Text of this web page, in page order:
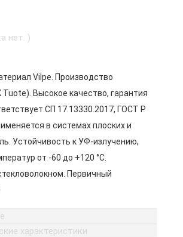
нет. )
Vilpe. Производство
Высокое качество, гарантия
СП 17.13330.2017, ГОСТ Р
в системах плоских и
Устойчивость к УФ-излучению,
от -60 до +120 °C.
Первичный
характеристики